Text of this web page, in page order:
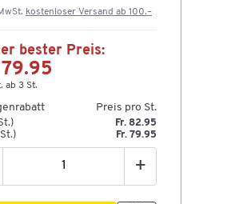
kostenloser Versand ab 100.–
bester Preis:
79.95
ab 3 St.
Preis pro St.
Fr. 82.95
Fr. 79.95
+